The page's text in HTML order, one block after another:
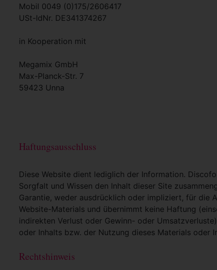
Mobil 0049 (0)175/2606417
USt-IdNr. DE341374267
in Kooperation mit
Megamix GmbH
Max-Planck-Str. 7
59423 Unna
Haftungsausschluss
Diese Website dient lediglich der Information.
Sorgfalt und Wissen den Inhalt dieser Site
Garantie, weder ausdrücklich oder impliziert, für die
Website-Materials und übernimmt keine Haftung
indirekten Verlust oder Gewinn- oder
oder Inhalts bzw. der Nutzung dieses Materials oder
Rechtshinweis